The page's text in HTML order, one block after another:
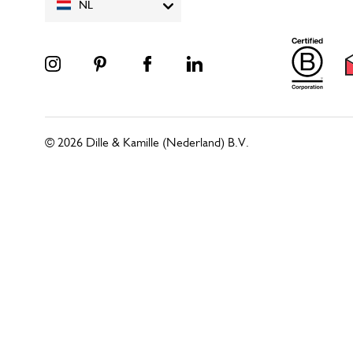
NL
© 2026 Dille & Kamille (Nederland) B.V.